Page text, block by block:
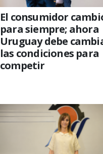
El consumidor
para siempre; ahora
Uruguay debe
las condiciones para
competir